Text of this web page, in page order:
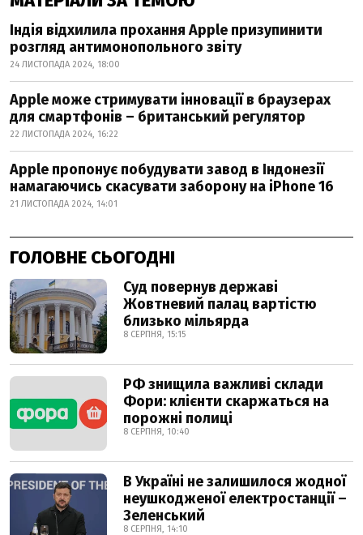
Індія відхилила прохання Apple призупинити
розгляд антимонопольного звіту
24 ЛИСТОПАДА 2024, 18:00
Apple може стримувати інновації в браузерах
для смартфонів – британський регулятор
22 ЛИСТОПАДА 2024, 16:22
Apple пропонує побудувати завод в Індонезії
намагаючись скасувати заборону на iPhone 16
21 ЛИСТОПАДА 2024, 14:01
ГОЛОВНЕ СЬОГОДНІ
Суд повернув державі
Жовтневий палац вартістю
близько мільярда
8 СЕРПНЯ, 15:15
РФ знищила важливі склади
Фори: клієнти скаржаться на
порожні полиці
8 СЕРПНЯ, 10:40
В Україні не залишилося жодної
неушкодженої електростанції –
Зеленський
8 СЕРПНЯ, 14:10